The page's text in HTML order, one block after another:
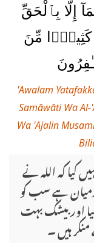
إِلَّا بِٱلْحَقِّ
مِّنَ
'Awalam
Samāwāti Wa
Wa 'Ajalin
کیا کہ الله نے
ہے سب کو
اور بیشک بہت
ہیں ۔